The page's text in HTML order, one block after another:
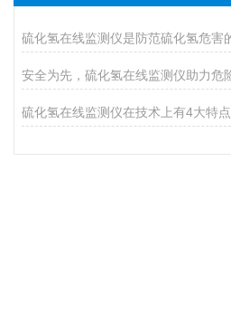
硫化氢在线监测仪在技术上有4大特点